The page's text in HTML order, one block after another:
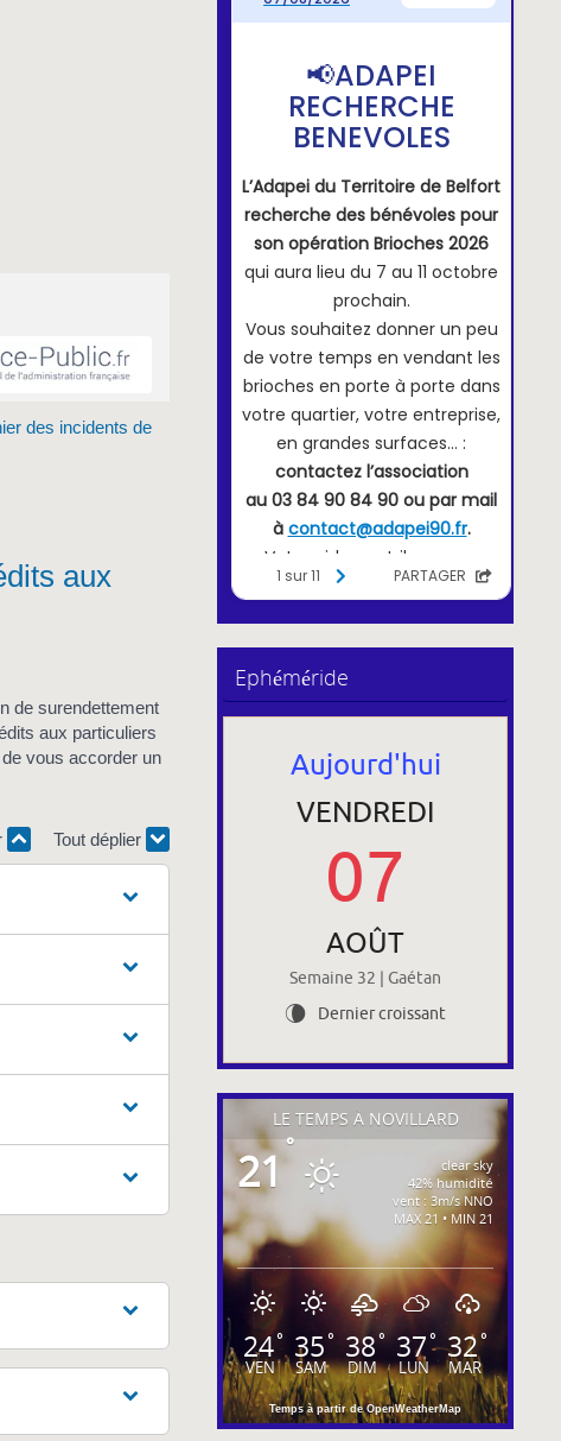
des incidents de
aux
de surendettement
aux particuliers
vous accorder un
Tout déplier
Ephéméride
Aujourd'hui
VENDREDI
07
AOÛT
Semaine 32 | Gaétan
V Dernier croissant
LE TEMPS À NOVILLARD
21°
clear sky
42% humidité
vent : 3m/s NNO
MAX 21 • MIN 21
24°
VEN
35°
SAM
38°
DIM
37°
LUN
32°
MAR
Temps à partir de OpenWeatherMap